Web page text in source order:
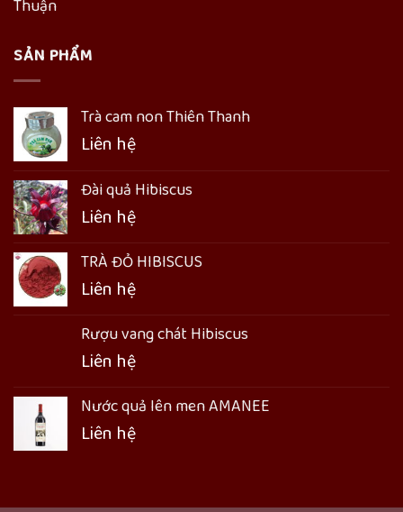
Thuận
SẢN PHẨM
Trà cam non Thiên Thanh
Liên hệ
Đài quả Hibiscus
Liên hệ
TRÀ ĐỎ HIBISCUS
Liên hệ
Rượu vang chát Hibiscus
Liên hệ
Nước quả lên men AMANEE
Liên hệ